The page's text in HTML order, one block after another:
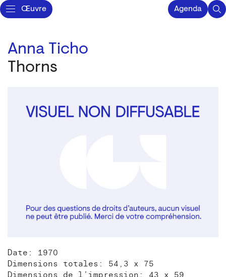
Œuvre Agenda
Anna Ticho
Thorns
Date: 1970
Dimensions totales: 54,3 x 75
Dimensions de l’impression: 43 x 59